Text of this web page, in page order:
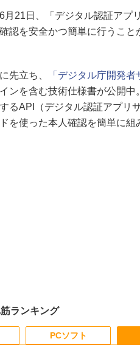
21日、「デジタル認証アプ
認を安全かつ簡単に行うこ
先立ち、 「デジタル庁開発者
ンを含む技術仕様書が公開
るAPI（デジタル認証アプリ
を使った本人確認を簡単に組
ランキング
PCソフト